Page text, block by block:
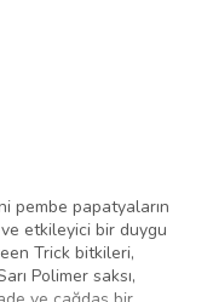
pembe papatyaların
etkileyici bir duygu
Trick bitkileri,
Polimer saksı,